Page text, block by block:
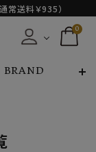
常送料￥935）
0
BRAND